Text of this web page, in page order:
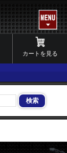
カートを見る